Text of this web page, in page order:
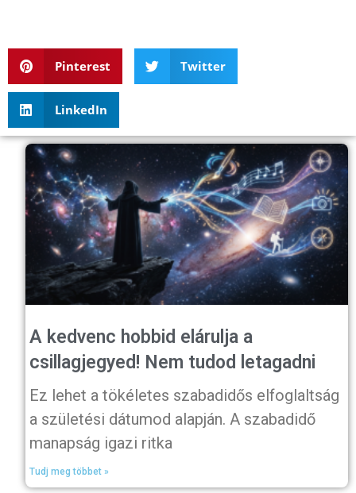
Pinterest Twitter
LinkedIn
A kedvenc hobbid elárulja a
csillagjegyed! Nem tudod letagadni
Ez lehet a tökéletes szabadidős elfoglaltság
a születési dátumod alapján. A szabadidő
manapság igazi ritka
Tudj meg többet »